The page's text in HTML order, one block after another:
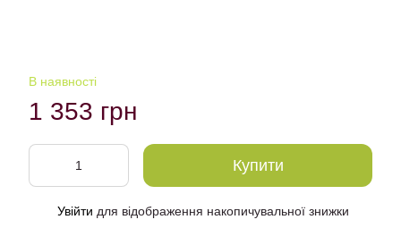
В наявності
1 353 грн
Купити
Увійти для відображення накопичувальної знижки